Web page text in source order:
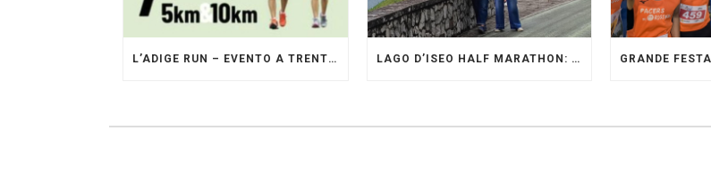
L’ADIGE RUN – EVENTO A TRENTO GESTITO DAI PACERS GLI ORIGINALI LAGO D’ISEO HALF MARATHON: ORIGINALI PRESENTI